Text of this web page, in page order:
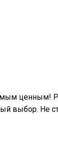
ценным!
выбор. Не